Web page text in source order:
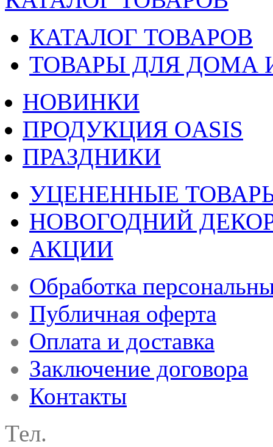
КАТАЛОГ ТОВАРОВ
ТОВАРЫ ДЛЯ ДОМА
НОВИНКИ
ПРОДУКЦИЯ OASIS
ПРАЗДНИКИ
УЦЕНЕННЫЕ
НОВОГОДНИЙ
АКЦИИ
Обработка
Публичная оферта
Оплата и доставка
Заключение договора
Контакты
Тел.